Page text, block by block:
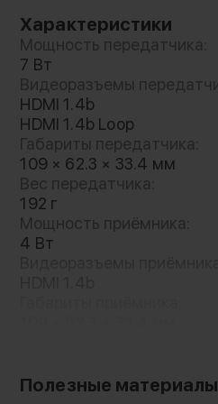
Характеристики
Мощность передатчика:
7 Вт
Видеоразъемы
HDMI 1.4b
HDMI 1.4b Loop
Габариты передатчика:
109 × 62.3 × 33.4 мм
Вес передатчика:
192 г
Мощность приёмника:
4 Вт
Гарантия:
Полезные материалы